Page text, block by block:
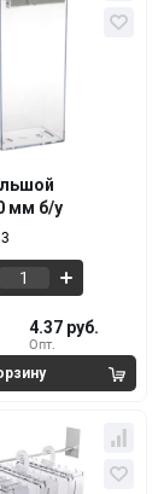
мм б/у
Опт.
4.37 руб.